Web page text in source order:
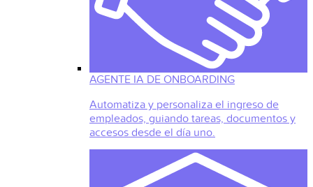
AGENTE IA DE ONBOARDING
Automatiza y personaliza el ingreso de
empleados, guiando tareas, documentos y
accesos desde el día uno.